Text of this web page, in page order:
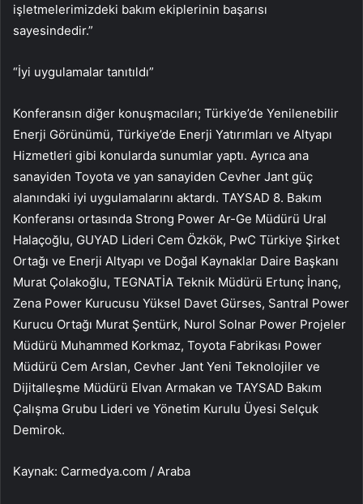
işletmelerimizdeki bakım ekiplerinin başarısı
sayesindedir.”
“İyi uygulamalar tanıtıldı”
Konferansın diğer konuşmacıları; Türkiye’de Yenilenebilir
Enerji Görünümü, Türkiye’de Enerji Yatırımları ve Altyapı
Hizmetleri gibi konularda sunumlar yaptı. Ayrıca ana
sanayiden Toyota ve yan sanayiden Cevher Jant güç
alanındaki iyi uygulamalarını aktardı. TAYSAD 8. Bakım
Konferansı ortasında Strong Power Ar-Ge Müdürü Ural
Halaçoğlu, GUYAD Lideri Cem Özkök, PwC Türkiye Şirket
Ortağı ve Enerji Altyapı ve Doğal Kaynaklar Daire Başkanı
Murat Çolakoğlu, TEGNATİA Teknik Müdürü Ertunç İnanç,
Zena Power Kurucusu Yüksel Davet Gürses, Santral Power
Kurucu Ortağı Murat Şentürk, Nurol Solnar Power Projeler
Müdürü Muhammed Korkmaz, Toyota Fabrikası Power
Müdürü Cem Arslan, Cevher Jant Yeni Teknolojiler ve
Dijitalleşme Müdürü Elvan Armakan ve TAYSAD Bakım
Çalışma Grubu Lideri ve Yönetim Kurulu Üyesi Selçuk
Demirok.
Kaynak: Carmedya.com / Araba